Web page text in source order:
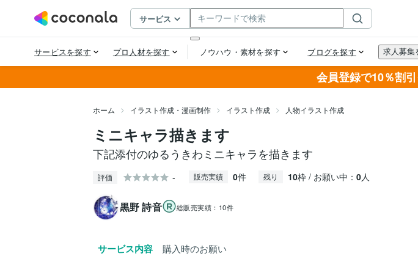
会員登録で10％割
ホーム イラスト作成・漫画制作 イラスト作成 人物イラスト作成
ミニキャラ描きます
下記添付のゆるうきわミニキャラを描きます
評価 - 販売実績 0件 残り 10枠 / お願い中： 0人
黒野 詩音 総販売実績： 10件
サービス内容 購入時のお願い